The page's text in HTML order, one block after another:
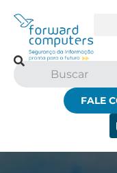
FALE